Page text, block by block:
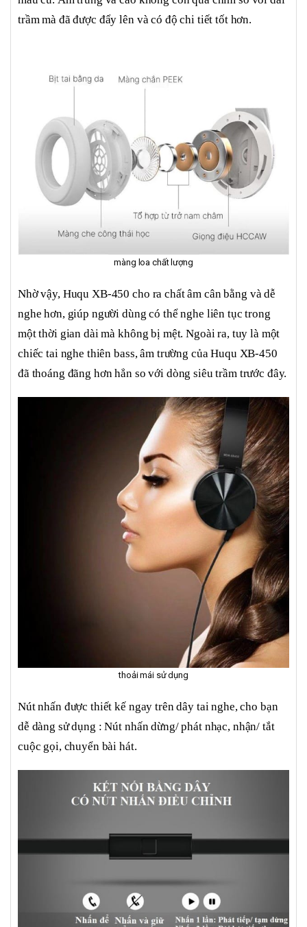
trầm mà đã được đẩy lên và có độ chi tiết tốt hơn.
màng loa chất lượng
Nhờ vậy, Huqu XB-450 cho ra chất âm cân bằng và dễ
nghe hơn, giúp người dùng có thể nghe liên tục trong
một thời gian dài mà không bị mệt. Ngoài ra, tuy là một
chiếc tai nghe thiên bass, âm trường của Huqu XB-450
đã thoáng đãng hơn hẳn so với dòng siêu trầm trước đây.
thoải mái sử dụng
Nút nhấn được thiết kế ngay trên dây tai nghe, cho bạn
dễ dàng sử dụng : Nút nhấn dừng/ phát nhạc, nhận/ tắt
cuộc gọi, chuyển bài hát.